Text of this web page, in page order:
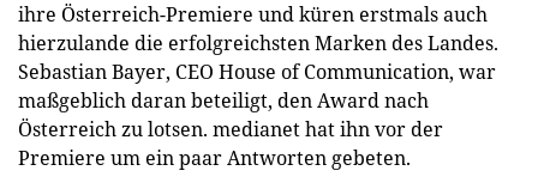
ihre Österreich-Premiere und küren erstmals auch
hierzulande die erfolgreichsten Marken des Landes.
Sebastian Bayer, CEO House of Communication, war
maßgeblich daran beteiligt, den Award nach
Österreich zu lotsen. ­medianet hat ihn vor der
Premiere um ein paar Antworten gebeten.